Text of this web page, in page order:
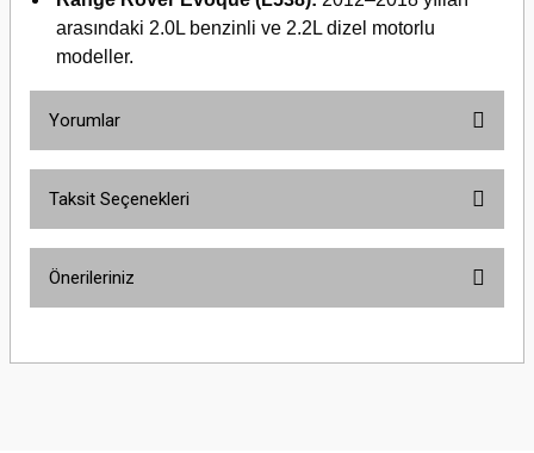
arasındaki 2.0L benzinli ve 2.2L dizel motorlu
modeller.
Yorumlar
Taksit Seçenekleri
Önerileriniz
yetersiz gördüğünüz noktaları öneri formunu kullanarak tarafımıza